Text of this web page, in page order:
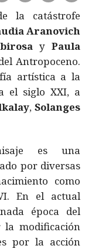
la catástrofe
Aranovich
yPaula
Antropoceno.
artística a la
el siglo XXI, a
, Solanges
es una
por diversas
como
En el actual
época del
la modificación
por la acción